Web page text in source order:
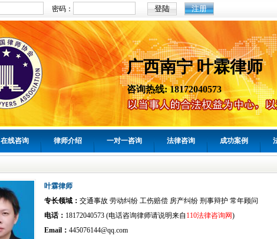
密码： 注册
广西南宁 叶霖律师
咨询热线: 18172040573
在线咨询 律师介绍 一对一咨询 法律咨询 成功案例
叶霖律师
专长领域： 交通事故 劳动纠纷 工伤赔偿 房产纠纷 刑事辩护 常年顾问
电话： 18172040573 (电话咨询律师请说明来自 110法律咨询网)
Email： 445076144@qq.com